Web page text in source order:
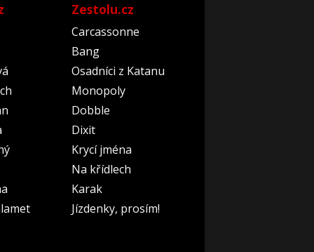
Zestolu.cz
Carcassonne
Bang
Osadníci z Katanu
Monopoly
Dobble
Dixit
Krycí jména
Na křídlech
Karak
Jízdenky, prosím!